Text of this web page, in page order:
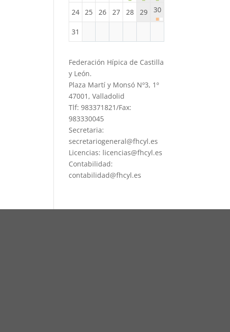
24 25 26 27 28 29 30
31
Federación Hípica de Castilla
y León.
Plaza Martí y Monsó Nº3, 1º
47001, Valladolid
Tlf: 983371821/Fax:
983330045
Secretaria:
secretariogeneral@fhcyl.es
Licencias: licencias@fhcyl.es
Contabilidad:
contabilidad@fhcyl.es